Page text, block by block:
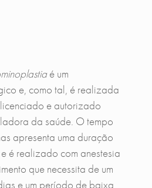
é um
e, como tal, é realizada
e autorizado
da saúde. O tempo
apresenta uma duração
é realizado com anestesia
que necessita de um
e um período de baixa